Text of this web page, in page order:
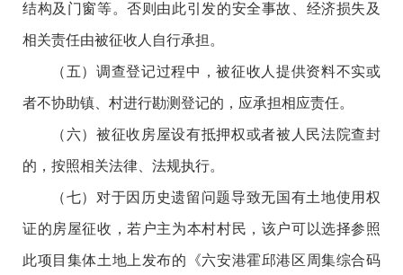
结构及门窗等。否则由此引发的安全事故、经济损失及
相关责任由被征收人自行承担。
（五）调查登记过程中，被征收人提供资料不实或
者不协助镇、村进行勘测登记的，应承担相应责任。
（六）被征收房屋设有抵押权或者被人民法院查封
的，按照相关法律、法规执行。
（七）对于因历史遗留问题导致无国有土地使用权
证的房屋征收，若户主为本村村民，该户可以选择参照
此项目集体土地上发布的《六安港霍邱港区周集综合码